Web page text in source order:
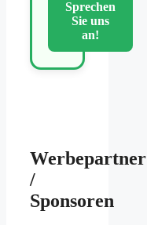
Sprechen
Sie uns
an!
Werbepartner
/
Sponsoren